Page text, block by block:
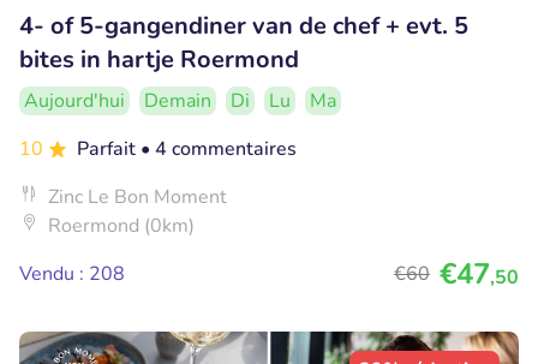
4- of 5-gangendiner van de chef + evt. 5
bites in hartje Roermond
Aujourd'hui Demain Di Lu
Ma
10
Parfait • 4 commentaires
Zinc Le Bon Moment
Roermond (0km)
Vendu : 208
€60 €47,50